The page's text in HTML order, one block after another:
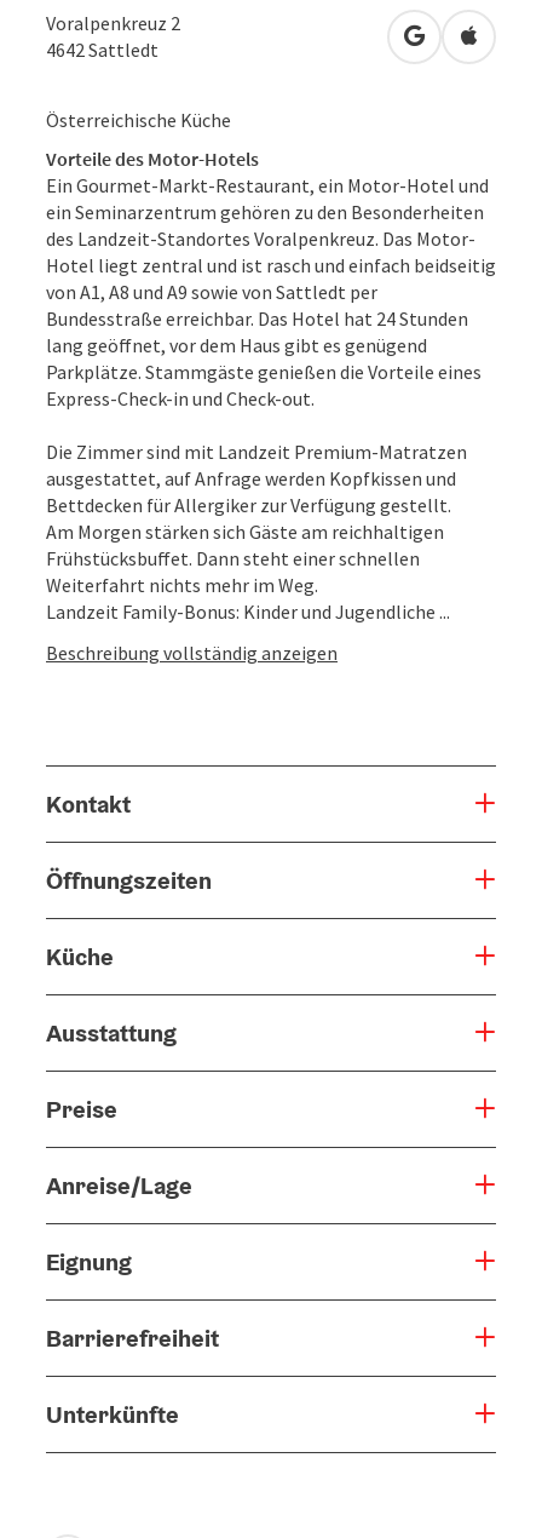
Voralpenkreuz 2
4642 Sattledt in Google
in
Österreichische Küche
Vorteile des Motor-Hotels
Ein Gourmet-Markt-Restaurant, ein Motor-Hotel und
ein Seminarzentrum gehören zu den Besonderheiten
des Landzeit-Standortes Voralpenkreuz. Das Motor-
Hotel liegt zentral und ist rasch und einfach beidseitig
von A1, A8 und A9 sowie von Sattledt per
Bundesstraße erreichbar. Das Hotel hat 24 Stunden
lang geöffnet, vor dem Haus gibt es genügend
Parkplätze. Stammgäste genießen die Vorteile eines
Express-Check-in und Check-out.
Die Zimmer sind mit Landzeit Premium-Matratzen
ausgestattet, auf Anfrage werden Kopfkissen und
Bettdecken für Allergiker zur Verfügung gestellt.
Am Morgen stärken sich Gäste am reichhaltigen
Frühstücksbuffet. Dann steht einer schnellen
Weiterfahrt nichts mehr im Weg.
Landzeit Family-Bonus: Kinder und Jugendliche ...
Beschreibung vollständig anzeigen
Kontakt
Öffnungszeiten
Küche
Ausstattung
Preise
Anreise/Lage
Eignung
Barrierefreiheit
Unterkünfte